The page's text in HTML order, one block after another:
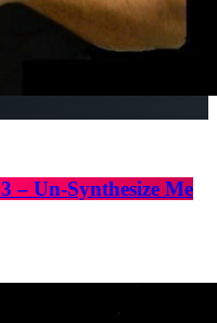
– Un-Synthesize Me